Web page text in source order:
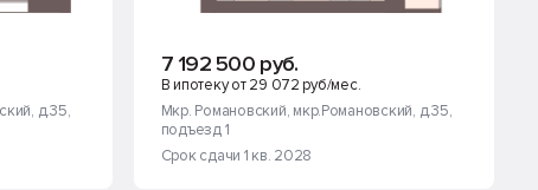
д.35,
7 192 500 руб.
В ипотеку от 29 072 руб/мес.
Мкр. Романовский, мкр.Романовский, д.35,
подъезд 1
Срок сдачи 1 кв. 2028